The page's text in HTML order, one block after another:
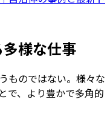
様な仕事
ものではない。様々な
で、より豊かで多角的